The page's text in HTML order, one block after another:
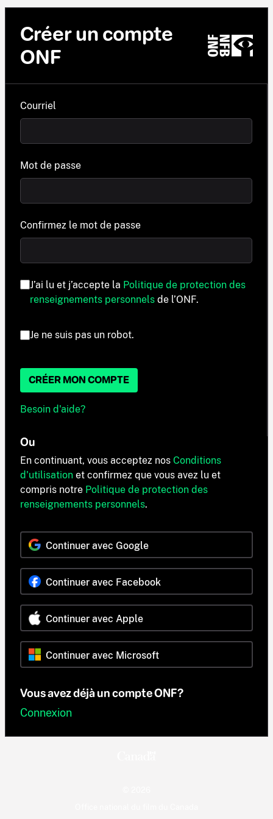
Créer un compte
ONF
Courriel
Mot de passe
Confirmez le mot de passe
J’ai lu et j’accepte la Politique de protection des
renseignements personnels de l’ONF.
Je ne suis pas un robot.
CRÉER MON COMPTE
Besoin d'aide?
Ou
En continuant, vous acceptez nos Conditions
d'utilisation et confirmez que vous avez lu et
compris notre Politique de protection des
renseignements personnels.
Continuer avec Google
Continuer avec Facebook
Continuer avec Apple
Continuer avec Microsoft
Vous avez déjà un compte ONF?
Connexion